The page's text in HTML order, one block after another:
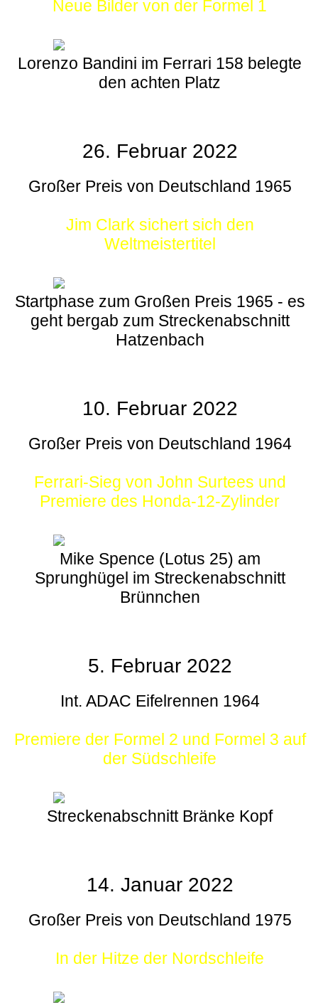
Neue Bilder von der Formel 1
Lorenzo Bandini im Ferrari 158 belegte
den achten Platz
26. Februar 2022
Großer Preis von Deutschland 1965
Jim Clark sichert sich den
Weltmeistertitel
Startphase zum Großen Preis 1965 - es
geht bergab zum Streckenabschnitt
Hatzenbach
10. Februar 2022
Großer Preis von Deutschland 1964
Ferrari-Sieg von John Surtees und
Premiere des Honda-12-Zylinder
Mike Spence (Lotus 25) am
Sprunghügel im Streckenabschnitt
Brünnchen
5. Februar 2022
Int. ADAC Eifelrennen 1964
Premiere der Formel 2 und Formel 3 auf
der Südschleife
Streckenabschnitt Bränke Kopf
14. Januar 2022
Großer Preis von Deutschland 1975
In der Hitze der Nordschleife